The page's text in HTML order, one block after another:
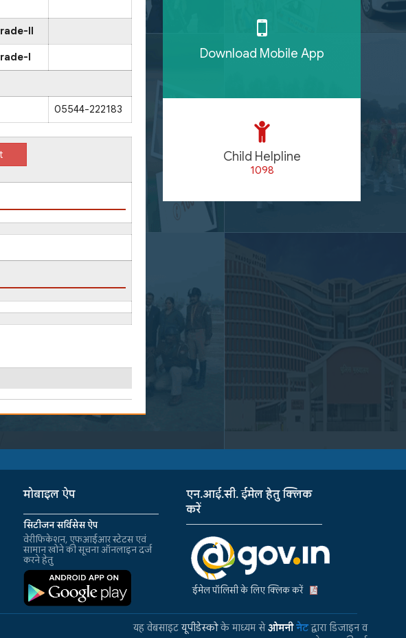
II
I
05544-222183
Download Mobile App
Child Helpline
1098
मोबाइल ऐप
सिटीजन सर्विसेस ऐप
वेरीफिकेशन, एफआईआर स्टेटस एवं
सामान खोने की सूचना ऑनलाइन दर्ज
करने हेतु
एन.आई.सी. ईमेल हेतु क्लिक
करें
ईमेल पॉलिसी के लिए क्लिक करें
यह वेबसाइटयूपीडेस्कोके माध्यम सेओमनीनेटद्वारा डिजाइन व